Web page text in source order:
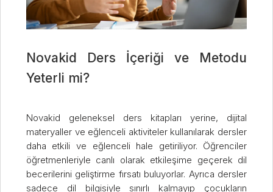
Novakid Ders İçeriği ve Metodu
Yeterli mi?
Novakid geleneksel ders kitapları yerine, dijital
materyaller ve eğlenceli aktiviteler kullanılarak dersler
daha etkili ve eğlenceli hale getiriliyor. Öğrenciler
öğretmenleriyle canlı olarak etkileşime geçerek dil
becerilerini geliştirme fırsatı buluyorlar. Ayrıca dersler
sadece dil bilgisiyle sınırlı kalmayıp çocukların